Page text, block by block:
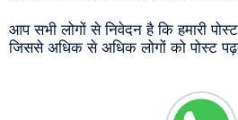
आप सभी लोगों से निवेदन है कि हमारी
जिससे अधिक से अधिक लोगों को पोस्ट